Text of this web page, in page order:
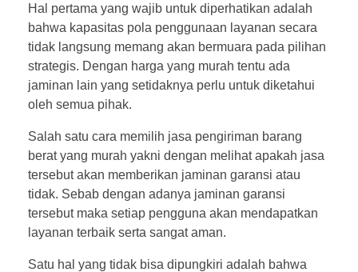
Hal pertama yang wajib untuk diperhatikan adalah
bahwa kapasitas pola penggunaan layanan secara
tidak langsung memang akan bermuara pada pilihan
strategis. Dengan harga yang murah tentu ada
jaminan lain yang setidaknya perlu untuk diketahui
oleh semua pihak.
Salah satu cara memilih jasa pengiriman barang
berat yang murah yakni dengan melihat apakah jasa
tersebut akan memberikan jaminan garansi atau
tidak. Sebab dengan adanya jaminan garansi
tersebut maka setiap pengguna akan mendapatkan
layanan terbaik serta sangat aman.
Satu hal yang tidak bisa dipungkiri adalah bahwa